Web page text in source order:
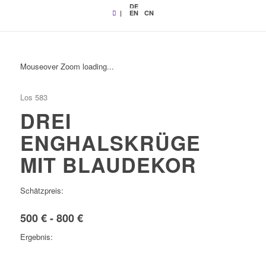
|
DE
EN CN
Mouseover Zoom loading...
Los 583
DREI
ENGHALSKRÜGE
MIT BLAUDEKOR
Schätzpreis:
500 € - 800 €
Ergebnis: